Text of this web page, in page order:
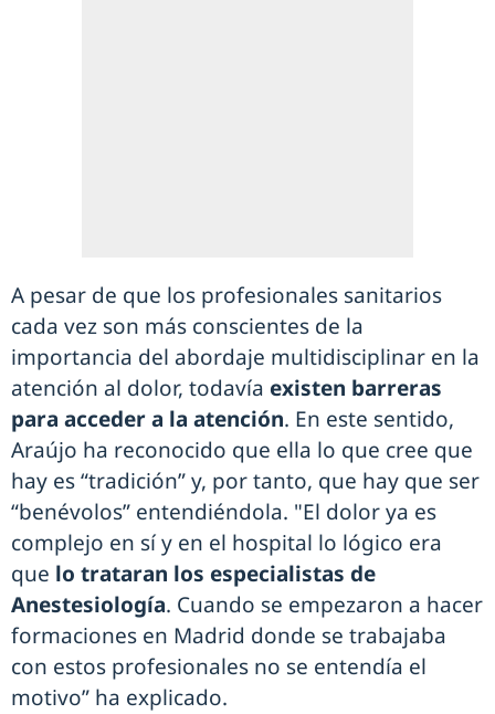
A pesar de que los profesionales sanitarios
cada vez son más conscientes de la
importancia del abordaje multidisciplinar en la
atención al dolor, todavía existen barreras
para acceder a la atención. En este sentido,
Araújo ha reconocido que ella lo que cree que
hay es “tradición” y, por tanto, que hay que ser
“benévolos” entendiéndola. "El dolor ya es
complejo en sí y en el hospital lo lógico era
que lo trataran los especialistas de
Anestesiología. Cuando se empezaron a hacer
formaciones en Madrid donde se trabajaba
con estos profesionales no se entendía el
motivo” ha explicado.